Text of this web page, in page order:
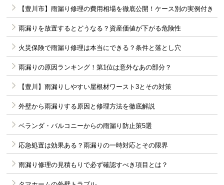
【豊川市】雨漏り修理の費用相場を徹底公開！ケース別の実例付き
雨漏りを放置するとどうなる？資産価値が下がる危険性
火災保険で雨漏り修理は本当にできる？条件と落とし穴
雨漏りの原因ランキング！第1位は意外なあの部分？
【豊川】雨漏りしやすい屋根材ワースト3とその対策
外壁から雨漏りする原因と修理方法を徹底解説
ベランダ・バルコニーからの雨漏り防止策5選
応急処置は効果ある？雨漏りの一時対応とその限界
雨漏り修理の見積もりで必ず確認すべき項目とは？